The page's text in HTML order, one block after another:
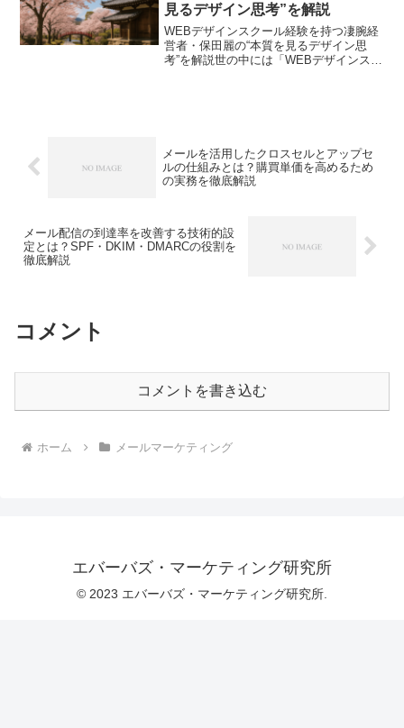
見るデザイン思考”を解説
WEBデザインスクール経験を持つ凄腕経
営者・保田麗の“本質を見るデザイン思
考”を解説世の中には「WEBデザインスク
メールを活用したクロスセルとアップセ
ルの仕組みとは？購買単価を高めるため
の実務を徹底解説
メール配信の到達率を改善する技術的設
定とは？SPF・DKIM・DMARCの役割を
徹底解説
コメント
コメントを書き込む
ホーム メールマーケティング
エバーバズ・マーケティング研究所
© 2023 エバーバズ・マーケティング研究所.